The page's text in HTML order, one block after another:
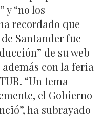
y “no los
recordado que
Santander fue
de su web
con la feria
“Un tema
el Gobierno
ha subrayado